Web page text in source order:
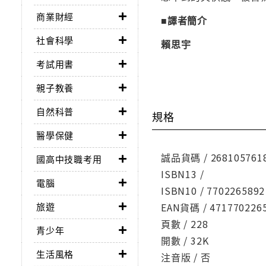
商業財經
社會科學
考試用書
親子教養
自然科普
醫學保健
國高中技職考用
電腦
旅遊
青少年
生活風格
■譯者簡介
賴思宇
規格
誠品貨碼 /
ISBN13 /
ISBN10 / 7702265892
EAN貨碼 /
頁數 / 228
開數 / 32K
注音版 / 否